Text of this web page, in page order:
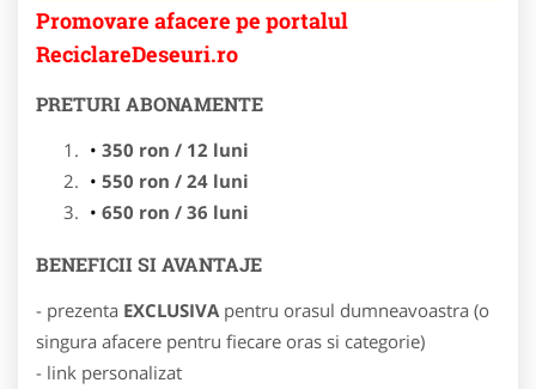
Promovare afacere pe portalul
ReciclareDeseuri.ro
PRETURI ABONAMENTE
350 ron / 12 luni
550 ron / 24 luni
650 ron / 36 luni
BENEFICII SI AVANTAJE
- prezenta EXCLUSIVA pentru orasul dumneavoastra (o
singura afacere pentru fiecare oras si categorie)
- link personalizat